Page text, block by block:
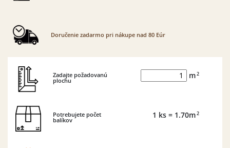
Doručenie zadarmo pri nákupe nad 80 Eúr
Zadajte požadovanú
plochu
m2
Potrebujete počet
balíkov
1 ks= 1.70m2